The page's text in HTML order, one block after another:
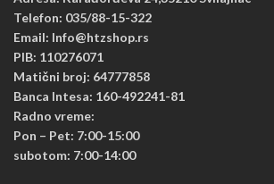
Telefon: 035/88-15-322
Email: Info@htzshop.rs
PIB: 110276071
Matični broj: 64777858
Banca Intesa: 160-492241-81
Radno vreme:
Pon – Pet: 7:00-15:00
subotom: 7:00-14:00